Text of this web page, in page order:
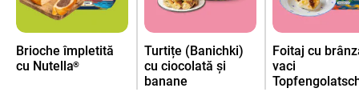
Brioche împletită
cu Nutella®
Turtițe (Banichki)
cu ciocolată și
banane
Foitaj cu
vaci